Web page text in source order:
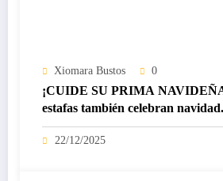
Xiomara Bustos 0
¡CUIDE SU PRIMA
estafas también celebran navidad.
22/12/2025